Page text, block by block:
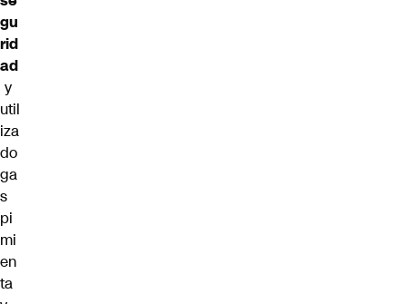
gu
rid
ad
y
util
iza
do
ga
s
pi
mi
en
ta